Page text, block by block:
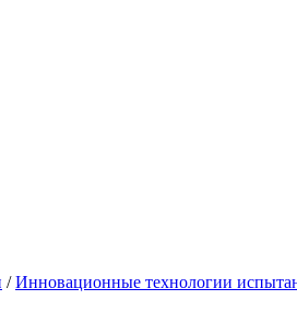
/Инновационные технологии